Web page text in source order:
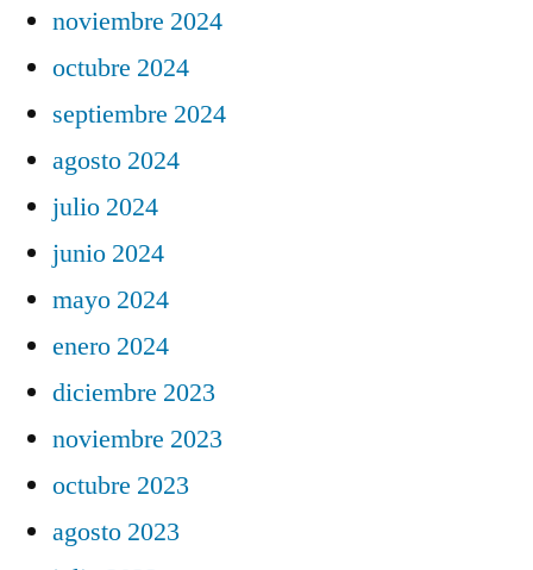
noviembre 2024
octubre 2024
septiembre 2024
agosto 2024
julio 2024
junio 2024
mayo 2024
enero 2024
diciembre 2023
noviembre 2023
octubre 2023
agosto 2023